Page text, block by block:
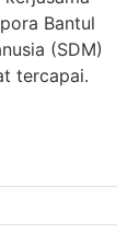
Bantul
(SDM)
tercapai.